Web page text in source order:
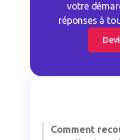
votre
réponses à
Comment